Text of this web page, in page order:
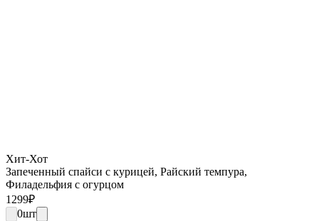
Хит-Хот
Запеченный спайси с курицей, Райский темпура,
Филадельфия с огурцом
1299₽
0шт